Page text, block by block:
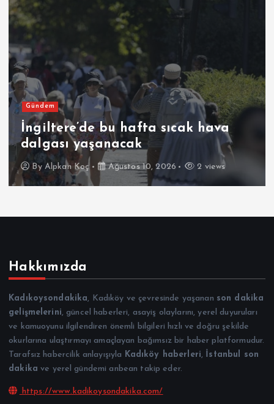
Gündem
İngiltere’de bu hafta sıcak hava
dalgası yaşanacak
By Alpkan Koç Ağustos 10, 2026 2 views
Hakkımızda
Kadıkoysondakika, Kadıköy ve çevresinde yaşanan son dakika
gelişmelerini, güncel haberleri, asayiş olaylarını, yerel duyuruları
ve kamuoyunu ilgilendiren önemli bilgileri hızlı ve doğru şekilde
okurlarına ulaştırmayı amaçlayan bağımsız bir haber platformudur.
Tarafsız habercilik anlayışıyla Kadıköy haberleri, İstanbul son
dakika ve yerel gündemi anbean takip eder.
https://www.kadikoysondakika.com/